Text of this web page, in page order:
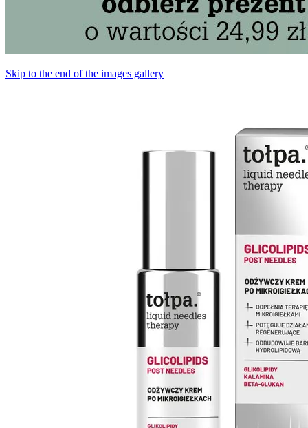
Skip to the end of the images gallery